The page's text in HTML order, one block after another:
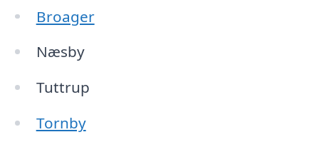
Broager
Næsby
Tuttrup
Tornby